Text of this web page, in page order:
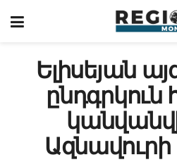
Ելիսեյան